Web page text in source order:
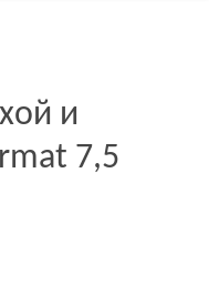
и
7,5